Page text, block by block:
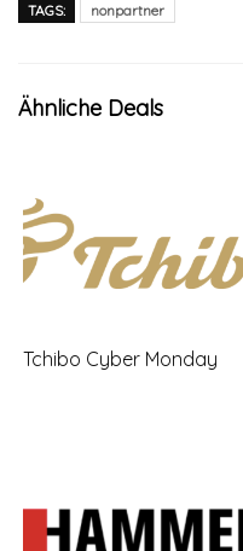
TAGS: nonpartner
Ähnliche Deals
Tchibo Cyber Monday